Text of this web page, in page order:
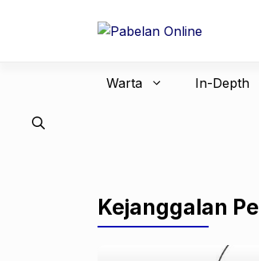
Warta In-Depth
Kejanggalan